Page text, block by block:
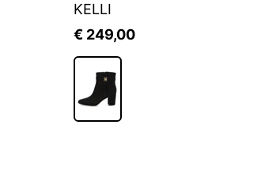
KELLI
€ 249,00